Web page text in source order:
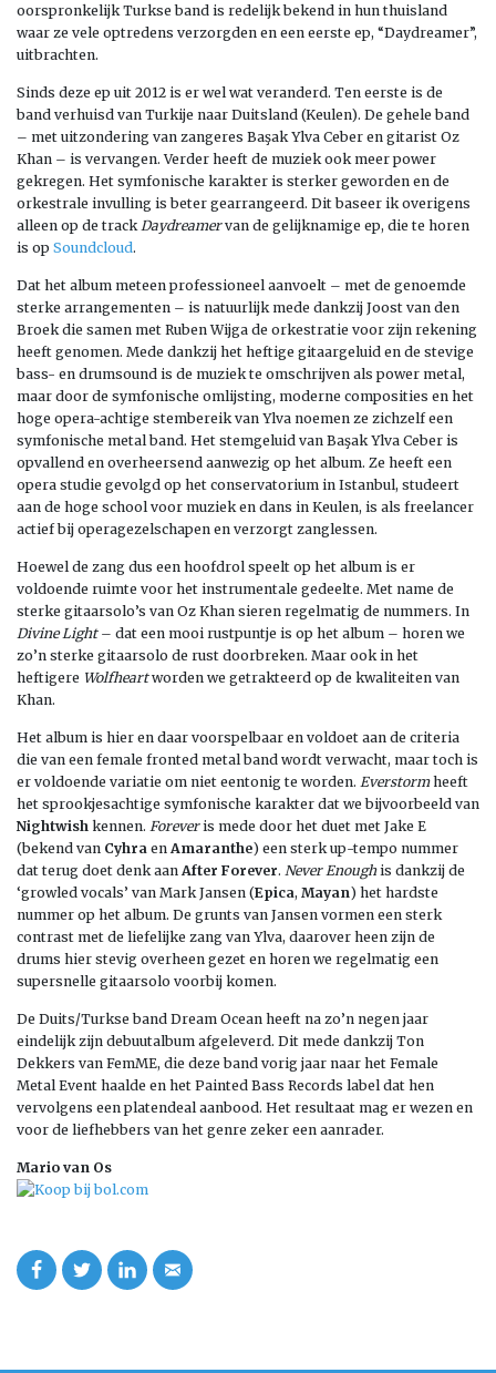
oorspronkelijk Turkse band is redelijk bekend in hun thuisland
waar ze vele optredens verzorgden en een eerste ep, “Daydreamer”,
uitbrachten.
Sinds deze ep uit 2012 is er wel wat veranderd. Ten eerste is de
band verhuisd van Turkije naar Duitsland (Keulen). De gehele band
– met uitzondering van zangeres Başak Ylva Ceber en gitarist Oz
Khan – is vervangen. Verder heeft de muziek ook meer power
gekregen. Het symfonische karakter is sterker geworden en de
orkestrale invulling is beter gearrangeerd. Dit baseer ik overigens
alleen op de track Daydreamervan de gelijknamige ep, die te horen
is op Soundcloud .
Dat het album meteen professioneel aanvoelt – met de genoemde
sterke arrangementen – is natuurlijk mede dankzij Joost van den
Broek die samen met Ruben Wijga de orkestratie voor zijn rekening
heeft genomen. Mede dankzij het heftige gitaargeluid en de stevige
bass- en drumsound is de muziek te omschrijven als power metal,
maar door de symfonische omlijsting, moderne composities en het
hoge opera-achtige stembereik van Ylva noemen ze zichzelf een
symfonische metal band. Het stemgeluid van Başak Ylva Ceber is
opvallend en overheersend aanwezig op het album. Ze heeft een
opera studie gevolgd op het conservatorium in Istanbul, studeert
aan de hoge school voor muziek en dans in Keulen, is als freelancer
actief bij operagezelschapen en verzorgt zanglessen.
Hoewel de zang dus een hoofdrol speelt op het album is er
voldoende ruimte voor het instrumentale gedeelte. Met name de
sterke gitaarsolo’s van Oz Khan sieren regelmatig de nummers. In
Divine Light– dat een mooi rustpuntje is op het album – horen we
zo’n sterke gitaarsolo de rust doorbreken. Maar ook in het
heftigere Wolfheartworden we getrakteerd op de kwaliteiten van
Khan.
Het album is hier en daar voorspelbaar en voldoet aan de criteria
die van een female fronted metal band wordt verwacht, maar toch is
er voldoende variatie om niet eentonig te worden. Everstormheeft
het sprookjesachtige symfonische karakter dat we bijvoorbeeld van
Nightwish kennen. Foreveris mede door het duet met Jake E
(bekend van Cyhra en Amaranthe) een sterk up-tempo nummer
dat terug doet denk aan After Forever. Never Enoughis dankzij de
‘growled vocals’ van Mark Jansen (Epica, Mayan) het hardste
nummer op het album. De grunts van Jansen vormen een sterk
contrast met de liefelijke zang van Ylva, daarover heen zijn de
drums hier stevig overheen gezet en horen we regelmatig een
supersnelle gitaarsolo voorbij komen.
De Duits/Turkse band Dream Ocean heeft na zo’n negen jaar
eindelijk zijn debuutalbum afgeleverd. Dit mede dankzij Ton
Dekkers van FemME, die deze band vorig jaar naar het Female
Metal Event haalde en het Painted Bass Records label dat hen
vervolgens een platendeal aanbood. Het resultaat mag er wezen en
voor de liefhebbers van het genre zeker een aanrader.
Mario van Os